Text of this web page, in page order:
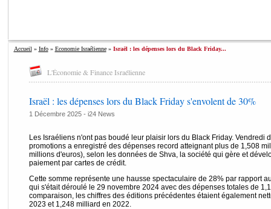
Accueil » Info» Economie Israélienne» Israël : les dépenses lors du Black Friday...
L'Économie & Finance Israélienne
Israël : les dépenses lors du Black Friday s'envolent de 30%
1 Décembre 2025 - i24 News
Les Israéliens n'ont pas boudé leur plaisir lors du Black Friday. Vendredi
promotions a enregistré des dépenses record atteignant plus de 1,508
millions d'euros), selon les données de Shva, la société qui gère et
paiement par cartes de crédit.
Cette somme représente une hausse spectaculaire de 28% par rapport
qui s'était déroulé le 29 novembre 2024 avec des dépenses totales de
comparaison, les chiffres des éditions précédentes étaient également
2023 et 1,248 milliard en 2022.